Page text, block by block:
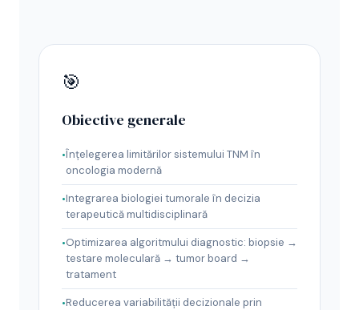
🎯
Obiective generale
Înțelegerea limitărilor sistemului TNM în
oncologia modernă
Integrarea biologiei tumorale în decizia
terapeutică multidisciplinară
Optimizarea algoritmului diagnostic: biopsie →
testare moleculară → tumor board →
tratament
Reducerea variabilității decizionale prin